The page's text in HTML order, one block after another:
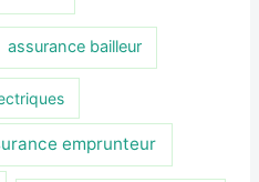
assurance bailleur
emprunteur